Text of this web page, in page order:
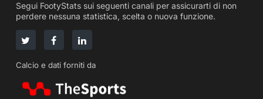
Segui FootyStats sui seguenti canali per assicurarti di non
perdere nessuna statistica, scelta o nuova funzione.
Calcio e dati forniti da